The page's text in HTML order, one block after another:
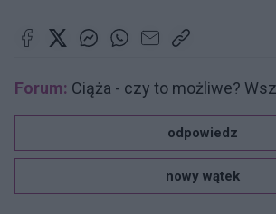
Forum: Ciąża - czy to możliwe?
odpowiedz
nowy wątek